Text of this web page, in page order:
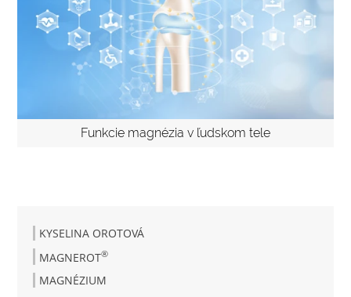
Funkcie magnézia v ľudskom tele
KYSELINA OROTOVÁ
MAGNEROT®
MAGNÉZIUM